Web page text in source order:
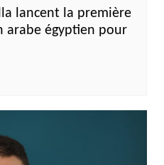
lancent la première
arabe égyptien pour